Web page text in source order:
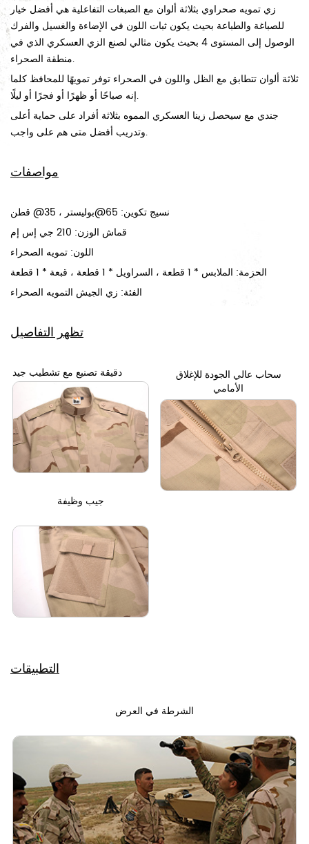
زي تمويه صحراوي بثلاثة ألوان مع الصبغات التفاعلية هي أفضل خيار
للصباغة والطباعة بحيث يكون ثبات اللون في الإضاءة والغسيل والفرك
الوصول إلى المستوى 4 بحيث يكون مثالي لصنع الزي العسكري الذي في
منطقة الصحراء.
ثلاثة ألوان تتطابق مع الظل واللون في الصحراء توفر تمويهًا للمحافظ كلما
إنه صباحًا أو ظهرًا أو فجرًا أو ليلًا.
جندي مع سيحصل زينا العسكري المموه بثلاثة أفراد على حماية أعلى
وتدريب أفضل متى هم على واجب.
مواصفات
نسيج تكوين: 65@بوليستر ، 35@ قطن
قماش الوزن: 210 جي إس إم
اللون: تمويه الصحراء
الحزمة: الملابس * 1 قطعة ، السراويل * 1 قطعة ، قبعة * 1 قطعة
الفئة: زي الجيش التمويه الصحراء
تظهر التفاصيل
دقيقة تصنيع مع تشطيب جيد
سحاب عالي الجودة للإغلاق
الأمامي
جيب وظيفة
التطبيقات
الشرطة في العرض